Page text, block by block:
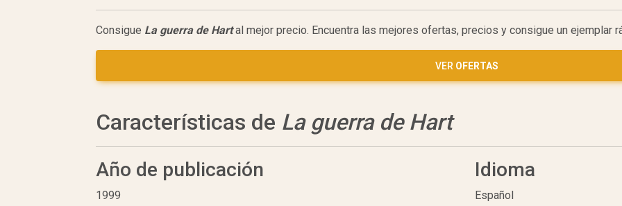
Consigue La guerra de Hartal mejor precio. Encuentra las mejores ofertas, precios y consigue un ejemplar
VER OFERTAS
Características de La guerra de Hart
Año de publicación
1999
Idioma
Español